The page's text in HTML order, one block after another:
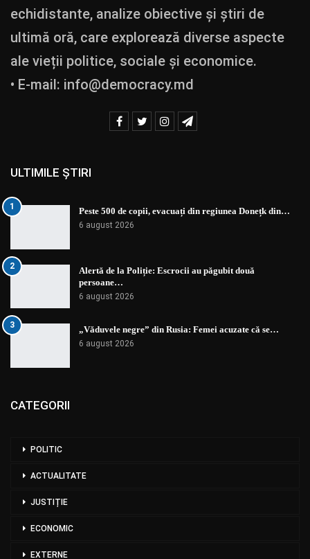
echidistante, analize obiective și știri de
ultimă oră, care explorează diverse aspecte
ale vieții politice, sociale și economice.
• E-mail: info@democracy.md
ULTIMILE ȘTIRI
1 Peste 500 de copii, evacuați din regiunea Donețk din…
6 august 2026
2
Alertă de la Poliție: Escrocii au păgubit două
persoane…
6 august 2026
3 „Văduvele negre” din Rusia: Femei acuzate că se…
6 august 2026
CATEGORII
POLITIC
ACTUALITATE
JUSTIȚIE
ECONOMIC
EXTERNE